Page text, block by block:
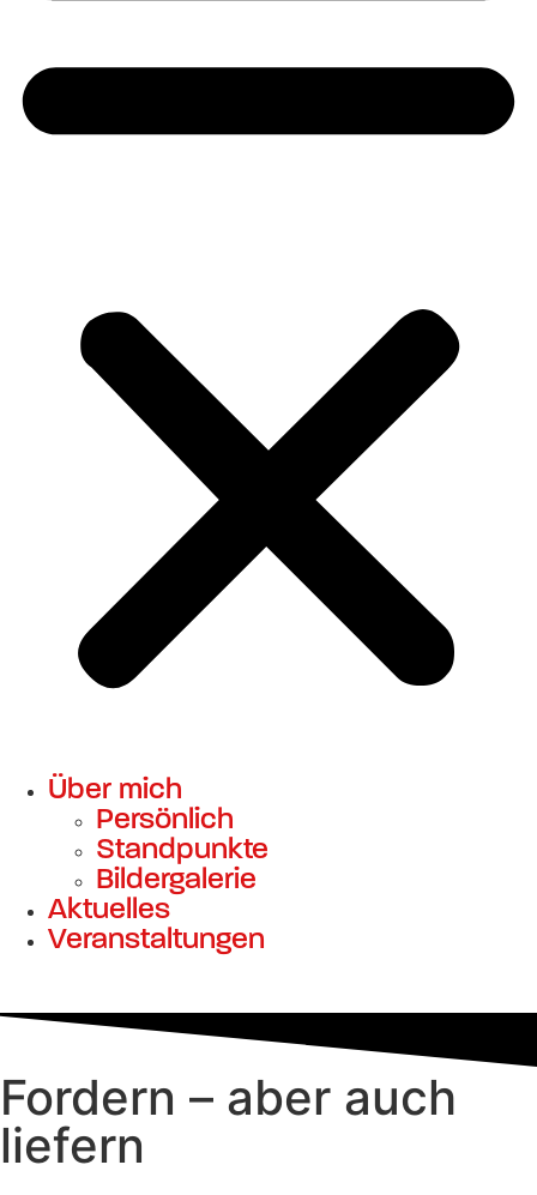
Über mich
Persönlich
Standpunkte
Bildergalerie
Aktuelles
Veranstaltungen
Fordern – aber auch
liefern